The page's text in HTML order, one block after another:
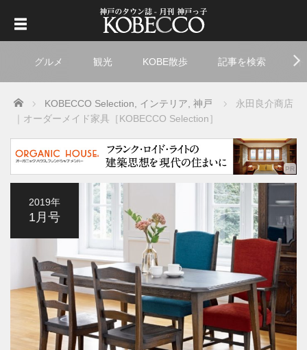
グルメ 観光 KOBE散歩 記事を検索
Home KOBECCO Selection インテリア 神戸
永田良介商店
｜オーダーメイド家具［KOBECCO Selection］
2019年
1月号